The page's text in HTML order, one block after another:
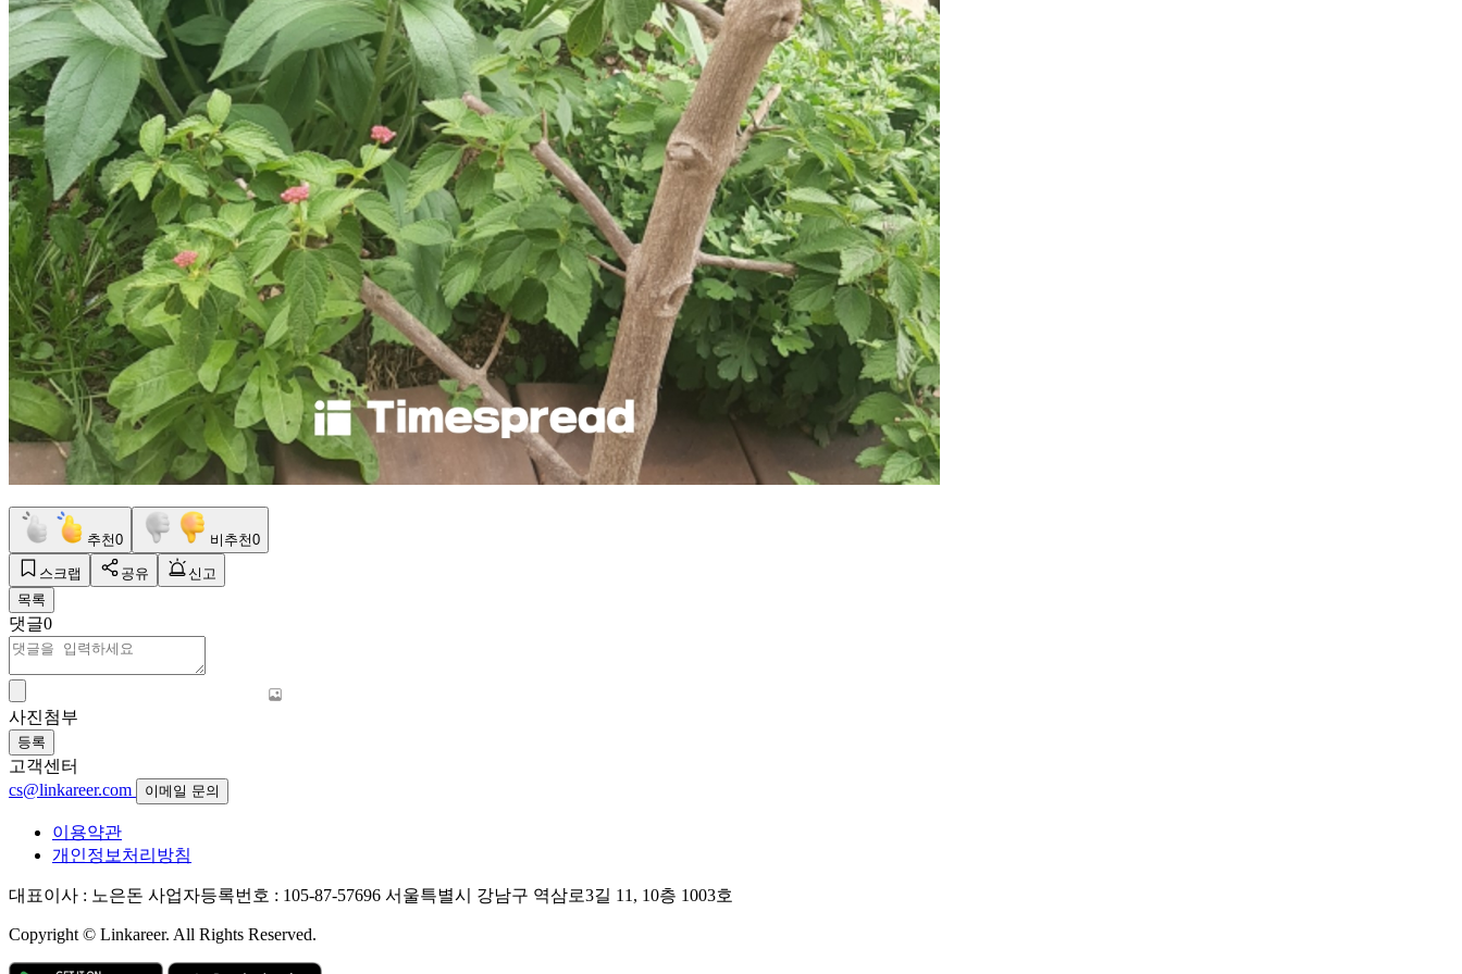
추천0 비추천0
스크랩 공유
신고
목록
댓글0
사진첨부
등록
고객센터
cs@linkareer.com
이메일 문의
이용약관
개인정보처리방침
대표이사 : 노은돈 사업자등록번호 : 105-87-57696 서울특별시 강남구 역삼로3길 11, 10층 1003호
Copyright © Linkareer. All Rights Reserved.